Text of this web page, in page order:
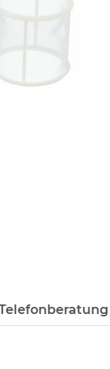
45g )